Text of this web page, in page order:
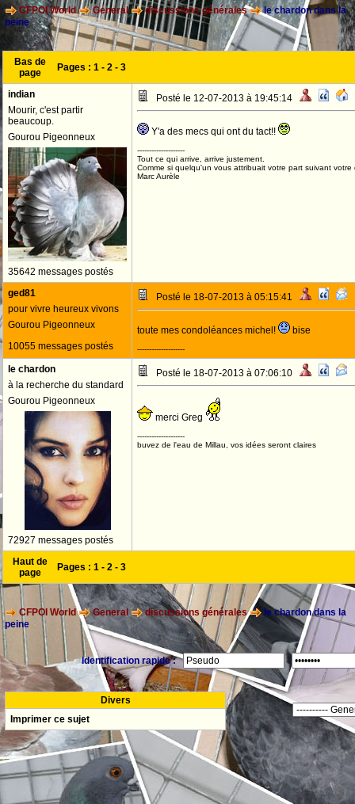
CFPOI World General discussions générales
le chardon dans la
peine
Bas de
page
Pages : 1 - 2 - 3
indian
Mourir, c'est partir
beaucoup.
Gourou Pigeonneux
35642 messages postés
Posté le 12-07-2013 à 19:45:14
Y'a des mecs qui ont du tact!!
--------------------
Tout ce qui arrive, arrive justement.
Comme si quelqu'un vous attribuait votre part suivant votre
Marc Aurèle
ged81
pour vivre heureux vivons
Gourou Pigeonneux
10055 messages postés
Posté le 18-07-2013 à 05:15:41
toute mes condoléances michel! bise
--------------------
le chardon
à la recherche du standard
Gourou Pigeonneux
72927 messages postés
Posté le 18-07-2013 à 07:06:10
merci Greg
--------------------
buvez de l'eau de Millau, vos idées seront claires
Haut de
page
Pages : 1 - 2 - 3
CFPOI World General discussions générales
le chardon dans la
peine
Identification rapide :
Divers
Imprimer ce sujet